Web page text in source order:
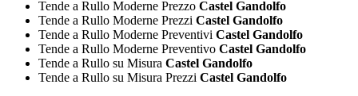
Tende a Rullo Moderne Prezzo Castel Gandolfo
Tende a Rullo Moderne Prezzi Castel Gandolfo
Tende a Rullo Moderne Preventivi Castel Gandolfo
Tende a Rullo Moderne Preventivo Castel Gandolfo
Tende a Rullo su Misura Castel Gandolfo
Tende a Rullo su Misura Prezzi Castel Gandolfo